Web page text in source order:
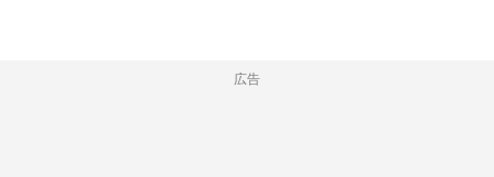
広告